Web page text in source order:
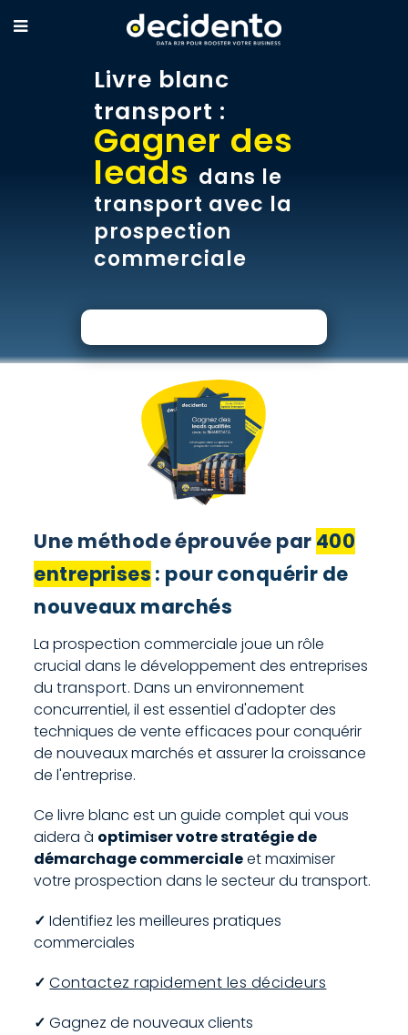
Livre blanc
transport :
Gagner des
leads dans le
transport avec la
prospection
commerciale
Une méthode éprouvée par 400
entreprises : pour conquérir de
nouveaux marchés
La prospection commerciale joue un rôle
crucial dans le développement des entreprises
dutransport. Dans un environnement
concurrentiel, il est essentiel d'adopter des
techniques de vente efficaces pour conquérir
de nouveaux marchés et assurer la croissance
de l'entreprise.
Ce livre blanc est un guide complet qui vous
aidera à optimiser votre stratégie de
démarchage commercialeet maximiser
votre prospection dans le secteur du transport.
✓ Identifiez les meilleures pratiques
commerciales
✓ Contactez rapidement les décideurs
✓ Gagnez de nouveaux clients